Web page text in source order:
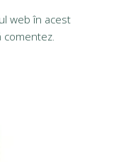
web în acest